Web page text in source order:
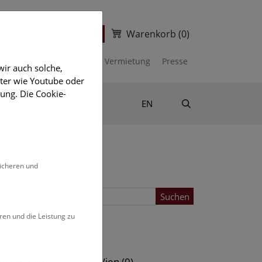
Warenkorb (0)
Vermietung Presse
EN
Suchen
auch solche,
wie Youtube oder
Die Cookie-
und
und die Leistung zu